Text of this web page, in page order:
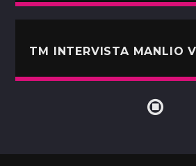
TM INTERVISTA MANLIO